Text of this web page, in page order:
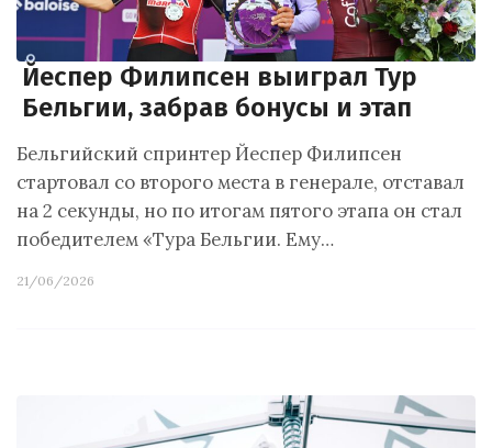
Йеспер Филипсен выиграл Тур
Бельгии, забрав бонусы и этап
Бельгийский спринтер Йеспер Филипсен
стартовал со второго места в генерале, отставал
на 2 секунды, но по итогам пятого этапа он стал
победителем «Тура Бельгии. Ему…
21/06/2026